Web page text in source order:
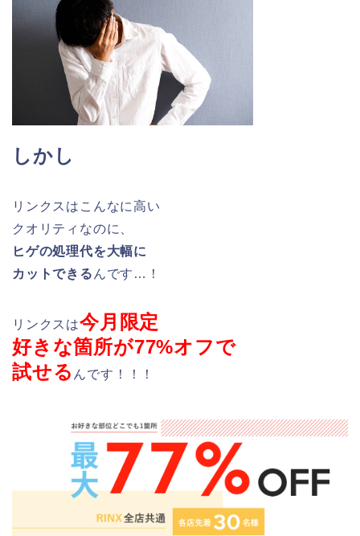
しかし
リンクスはこんなに高い
クオリティなのに、
ヒゲの処理代を大幅に
カットできる んです…！
リンクスは今月限定
好きな箇所が77%オフで
試せる んです！！！